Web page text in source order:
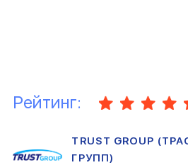
Рейтинг:
TRUST GROUP
ГРУПП)